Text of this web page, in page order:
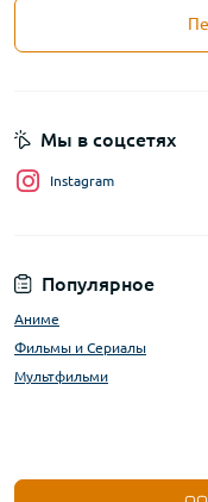
Популярное
Аниме
Фильмы и Сериалы
Мультфильми
Мы в соцсетях
Instagram